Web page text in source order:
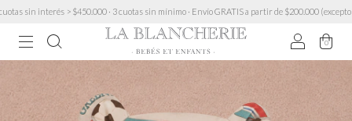
interés > $450.000 · 3 cuotas sin mínimo · Envío GRATIS a partir de $200.000 (excepto
0